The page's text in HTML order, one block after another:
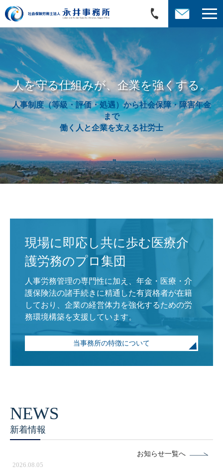
人を守る仕組みが、企業を強くする。
人事制度（等級・評価・処遇）から社会保障・障害年金
まで
働く人と企業を支える社労士
現場に即応し共に歩む医療介
護労務のプロ集団
人事労務管理の専門性に加え、年金・医療・介
護保険法の諸手続きに精通した有資格者が在籍
しており、企業の経営体力を強化するための労
務環境構築を支援しています。
当事務所の特徴について
新着情報
お知らせ一覧へ
2026.08.05